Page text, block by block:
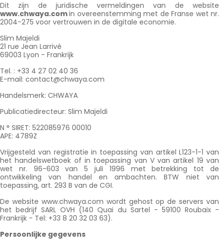
Dit zijn de juridische vermeldingen van de website
www.chwaya.comin overeenstemming met de Franse wet nr.
2004-275 voor vertrouwen in de digitale economie.
Slim Majeldi
21 rue Jean Larrivé
69003 Lyon - Frankrijk
Tel. : +33 4 27 02 40 36
E-mail: contact@chwaya.com
Handelsmerk: CHWAYA
Publicatiedirecteur: Slim Majeldi
N ° SIRET: 522085976 00010
APE: 4789Z
Vrijgesteld van registratie in toepassing van artikel L123-1-1 van
het handelswetboek of in toepassing van V van artikel 19 van
wet nr. 96-603 van 5 juli 1996 met betrekking tot de
ontwikkeling van handel en ambachten. BTW niet van
toepassing, art. 293 B van de CGI.
De website www.chwaya.com wordt gehost op de servers van
het bedrijf SARL OVH (140 Quai du Sartel - 59100 Roubaix -
Frankrijk - Tel: +33 8 20 32 03 63).
Persoonlijke gegevens